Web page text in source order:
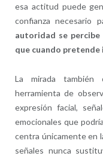
esa actitud puede
confianza necesario
autoridad se
que cuando pretende
La mirada también
herramienta de
expresión facial,
emocionales que
centra únicamente en
señales nunca